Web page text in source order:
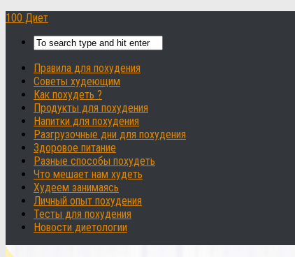
100 Диет
Правила для похудения
Советы худеющим
Как похудеть ?
Продукты для похудения
Напитки для похудения
Разгрузочные дни для похудения
Здоровое питание
Разные способы похудеть
Что мешает нам худеть
Худеем занимаясь
Личный опыт похудения
Тесты для похудения
Новости диетологии